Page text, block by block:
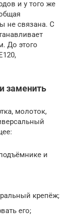
и у того же
не связана. С
До этого
заменить
молоток,
и
крепёж;
его;